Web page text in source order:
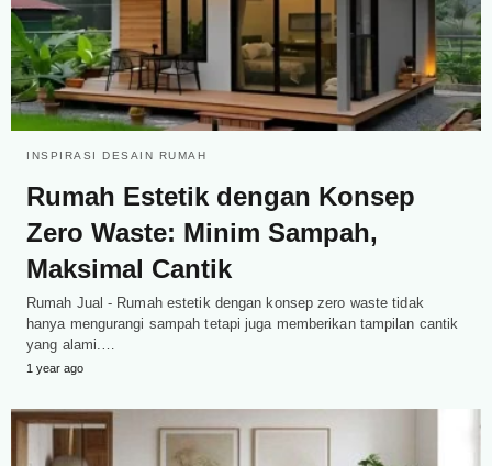
INSPIRASI DESAIN RUMAH
Rumah Estetik dengan Konsep
Zero Waste: Minim Sampah,
Maksimal Cantik
Rumah Jual - Rumah estetik dengan konsep zero waste tidak
hanya mengurangi sampah tetapi juga memberikan tampilan cantik
yang alami.…
1 year ago